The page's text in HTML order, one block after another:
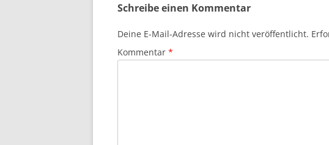
Schreibe einen Kommentar
Deine E-Mail-Adresse wird nicht veröffentlicht.
Kommentar *